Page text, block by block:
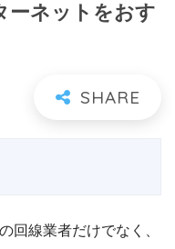
ーネットをおす
回線業者だけでなく、